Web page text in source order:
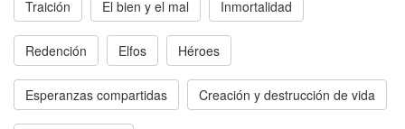
Traición El bien y el mal Inmortalidad
Redención Elfos Héroes
Esperanzas compartidas Creación y destrucción de vida